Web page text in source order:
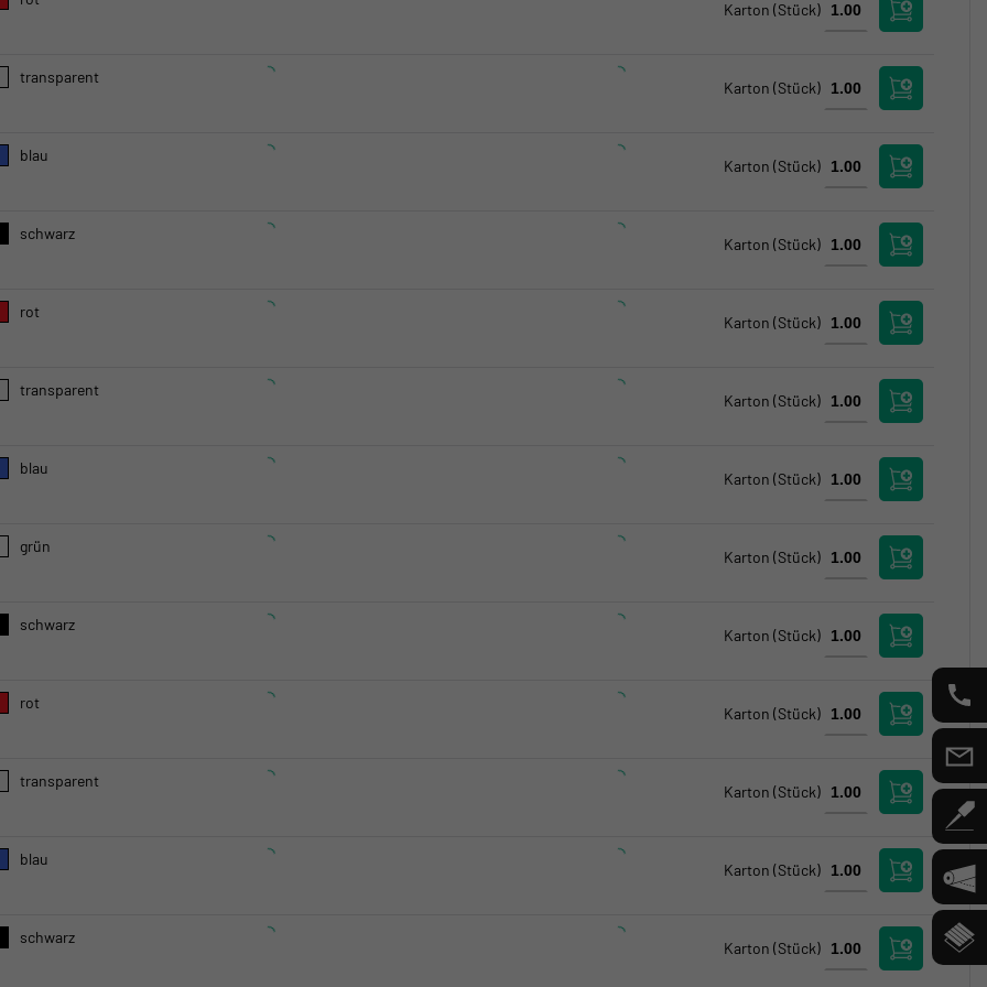
Karton (Stück)
transparent
Karton (Stück)
blau
Karton (Stück)
schwarz
Karton (Stück)
rot
Karton (Stück)
transparent
Karton (Stück)
blau
Karton (Stück)
grün
Karton (Stück)
schwarz
Karton (Stück)
rot
Karton (Stück)
transparent
Karton (Stück)
blau
Karton (Stück)
schwarz
Karton (Stück)